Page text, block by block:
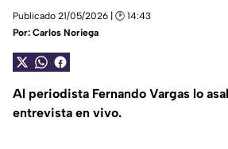
Publicado 21/05/2026 | 🕑 14:43
Por: Carlos Noriega
Al periodista Fernando Vargas lo
entrevista en vivo.